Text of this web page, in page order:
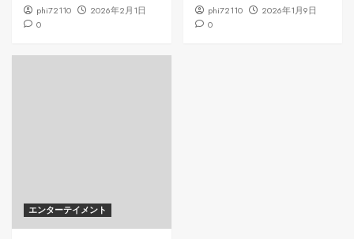
phi72110
2026年2月1日
0
phi72110
2026年1月9日
0
エンターテイメント